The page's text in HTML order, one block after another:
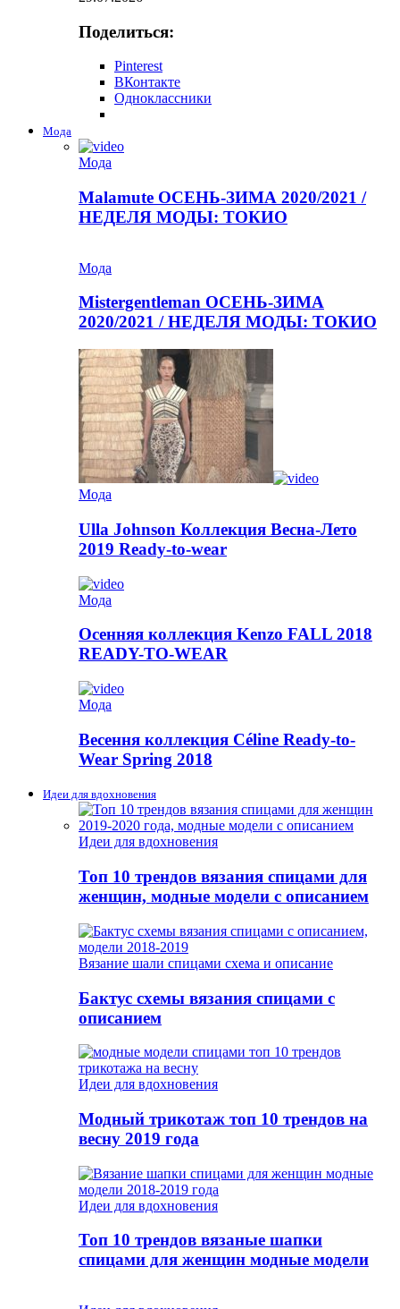
Поделиться:
Pinterest
ВКонтакте
Одноклассники
Мода
Мода
Malamute ОСЕНЬ-ЗИМА 2020/2021 /
НЕДЕЛЯ МОДЫ: ТОКИО
Мода
Mistergentleman ОСЕНЬ-ЗИМА
2020/2021 / НЕДЕЛЯ МОДЫ: ТОКИО
Мода
Ulla Johnson Коллекция Весна-Лето
2019 Ready-to-wear
Мода
Осенняя коллекция Kenzo FALL 2018
READY-TO-WEAR
Мода
Весення коллекция Céline Ready-to-
Wear Spring 2018
Идеи для вдохновения
Идеи для вдохновения
Топ 10 трендов вязания спицами для
женщин, модные модели с описанием
Вязание шали спицами схема и описание
Бактус схемы вязания спицами с
описанием
Идеи для вдохновения
Модный трикотаж топ 10 трендов на
весну 2019 года
Идеи для вдохновения
Топ 10 трендов вязаные шапки
спицами для женщин модные модели